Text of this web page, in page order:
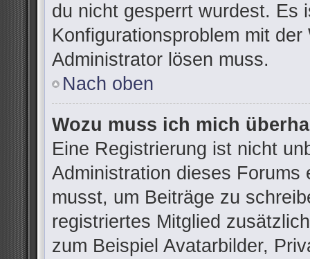
du nicht gesperrt wurdest. Es
Konfigurationsproblem mit
Administrator lösen muss.
Nach oben
Wozu muss ich mich
Eine Registrierung ist nicht
Administration dieses
musst, um Beiträge zu
registriertes Mitglied
zum Beispiel Avatarbilder,